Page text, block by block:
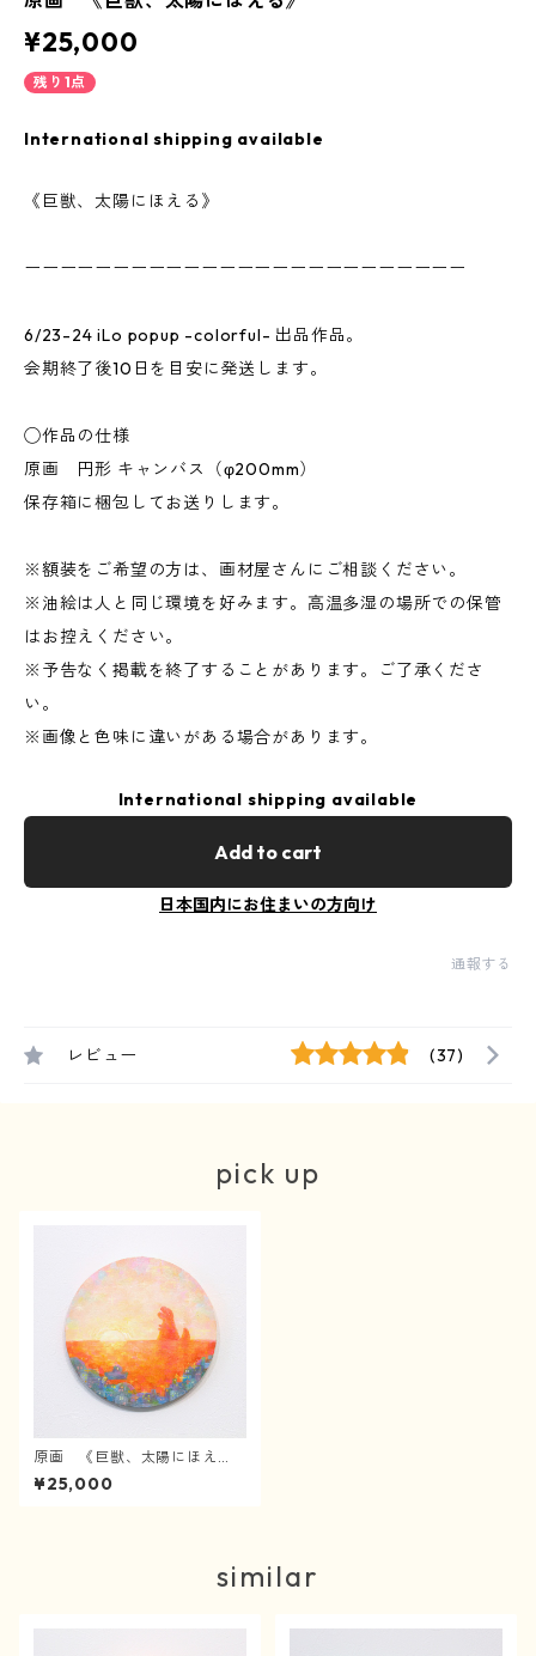
¥25,000
残り1点
International shipping available
《巨獣、太陽にほえる》
ーーーーーーーーーーーーーーーーーーーーーーーーー
6/23-24 iLo popup -colorful- 出品作品。
会期終了後10日を目安に発送します。
◯作品の仕様
原画 円形 キャンバス（φ200mm）
保存箱に梱包してお送りします。
※額装をご希望の方は、画材屋さんにご相談ください。
※油絵は人と同じ環境を好みます。高温多湿の場所での保管
はお控えください。
※予告なく掲載を終了することがあります。ご了承くださ
い。
※画像と色味に違いがある場合があります。
International shipping available
Add to cart
日本国内にお住まいの方向け
通報する
レビュー (37)
pick up
原画 《巨獣、太陽にほえ
る》
¥25,000
similar